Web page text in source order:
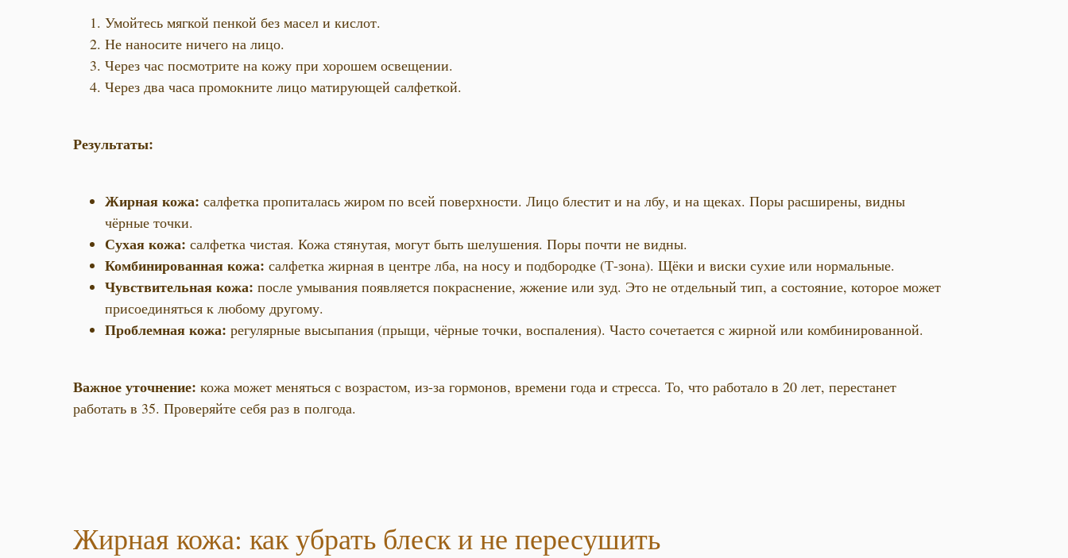
Умойтесь мягкой пенкой без масел и кислот.
Не наносите ничего на лицо.
Через час посмотрите на кожу при хорошем освещении.
Через два часа промокните лицо матирующей салфеткой.
Результаты:
Жирная кожа: салфетка пропиталась жиром по всей поверхности. Лицо блестит и на лбу, и на щеках. Поры расширены, видны
чёрные точки.
Сухая кожа: салфетка чистая. Кожа стянутая, могут быть шелушения. Поры почти не видны.
Комбинированная кожа: салфетка жирная в центре лба, на носу и подбородке (Т-зона). Щёки и виски сухие или нормальные.
Чувствительная кожа: после умывания появляется покраснение, жжение или зуд. Это не отдельный тип, а состояние, которое может
присоединяться к любому другому.
Проблемная кожа: регулярные высыпания (прыщи, чёрные точки, воспаления). Часто сочетается с жирной или комбинированной.
Важное уточнение: кожа может меняться с возрастом, из-за гормонов, времени года и стресса. То, что работало в 20 лет, перестанет
работать в 35. Проверяйте себя раз в полгода.
Жирная кожа: как убрать блеск и не пересушить